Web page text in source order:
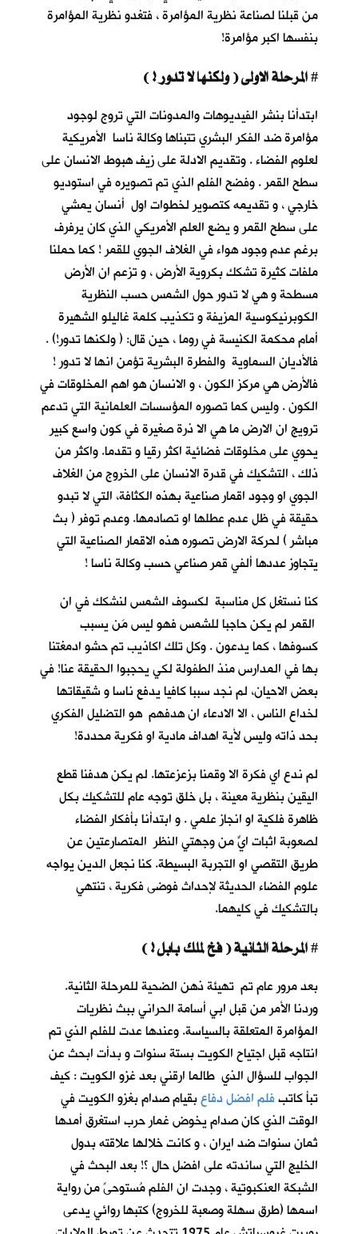
من قبلنا لصناعة نظرية المؤامرة ، فتغدو نظرية المؤامرة
بنفسها اكبر مؤامرة!
#
ابتدأنا بنشر الفيديوهات والمدونات التي تروج لوجود
مؤامرة ضد الفكر البشري تتبناها وكالة ناسا الأمريكية
لعلوم الفضاء . وتقديم الادلة على زيف هبوط الانسان على
سطح القمر . وفضح الفلم الذي تم تصويره في استوديو
خارجي ، و تقديمه كتصوير لخطوات اول أنسان يمشي
على سطح القمر و يضع العلم الأمريكي الذي كان يرفرف
برغم عدم وجود هواء في الغلاف الجوي للقمر ! كما حملنا
ملفات كثيرة تشكك بكروية الأرض ، و تزعم ان الأرض
مسطحة و هي لا تدور حول الشمس حسب النظرية
الكوبرنيكوسية المزيفة و تكذيب كلمة غاليلو الشهيرة
أمام محكمة الكنيسة في روما ، حين قال: ( ولكنها تدور!) .
فالأديان السماوية والفطرة البشرية تؤمن انها لا تدور !
فالأرض هي مركز الكون ، و الانسان هو اهم المخلوقات في
الكون . وليس كما تصوره المؤسسات العلمانية التي تدعم
ترويج ان الارض ما هي الا ذرة صغيرة في كون واسع كبير
يحوي على مخلوقات فضائية اكثر رقيا و تقدما. واكثر من
ذلك ، التشكيك في قدرة الانسان على الخروج من الغلاف
الجوي او وجود اقمار صناعية بهذه الكثافة، التي لا تبدو
حقيقة في ظل عدم عطلها او تصادمها. وعدم توفر ( بث
مباشر ) لحركة الارض تصوره هذه الاقمار الصناعية التي
يتجاوز عددها ألفي قمر صناعي حسب وكالة ناسا !
كنا نستغل كل مناسبة لكسوف الشمس لنشكك في ان
القمر لم يكن حاجبا للشمس فهو ليس مَن يسبب
كسوفها ، كما يدعون . وكل تلك اكاذيب تم حشو ادمغتنا
بها في المدارس منذ الطفولة لكي يحجبوا الحقيقة عنا! في
بعض الاحيان، لم نجد سببا كافيا يدفع ناسا و شقيقاتها
لخداع الناس ، الا الادعاء ان هدفهم هو التضليل الفكري
بحد ذاته وليس لأية اهداف مادية او فكرية محددة!
لم ندع اي فكرة الا وقمنا بزعزعتها. لم يكن هدفنا قطع
اليقين بنظرية معينة ، بل خلق توجه عام للتشكيك بكل
ظاهرة فلكية او انجاز علمي . و ابتدأنا بأفكار الفضاء
لصعوبة اثبات ايٍّ من وجهتي النظر المتصارعتين عن
طريق التقصي او التجربة البسيطة. كنا نجعل الدين يواجه
علوم الفضاء الحديثة لإحداث فوضى فكرية ، تنتهي
بالتشكيك في كليهما.
#
بعد مرور عام تم تهيئة ذهن الضحية للمرحلة الثانية.
وردنا الأمر من قبل ابي أسامة الحراني ببث نظريات
المؤامرة المتعلقة بالسياسة. وعندها عدت للفلم الذي تم
انتاجه قبل اجتياح الكويت بستة سنوات و بدأت ابحث عن
الجواب للسؤال الذي طالما ارقني بعد غزو الكويت : كيف
تبأ كاتبفلم افضل دفاعبقيام صدام بغزو الكويت في
الوقت الذي كان صدام يخوض غمار حرب استغرق أمدها
ثمان سنوات ضد ايران ، و كانت خلالها علاقته بدول
الخليج التي ساندته على افضل حال ؟! بعد البحث في
الشبكة العنكبوتية ، وجدت ان الفلم مُستوحىً من رواية
اسمها (طرق سهلة وصعبة للخروج) كتبها روائي يدعى